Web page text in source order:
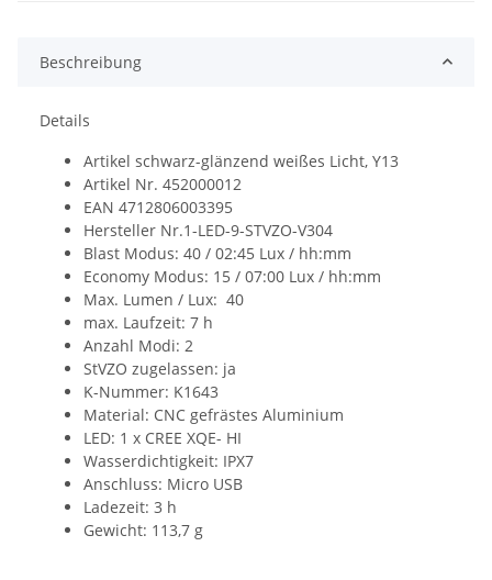
Beschreibung
Details
Artikel schwarz-glänzend weißes Licht, Y13
Artikel Nr. 452000012
EAN 4712806003395
Hersteller Nr.1-LED-9-STVZO-V304
Blast Modus: 40 / 02:45 Lux / hh:mm
Economy Modus: 15 / 07:00 Lux / hh:mm
Max. Lumen / Lux: 40
max. Laufzeit: 7 h
Anzahl Modi: 2
StVZO zugelassen: ja
K-Nummer: K1643
Material: CNC gefrästes Aluminium
LED: 1 x CREE XQE- HI
Wasserdichtigkeit: IPX7
Anschluss: Micro USB
Ladezeit: 3 h
Gewicht: 113,7 g